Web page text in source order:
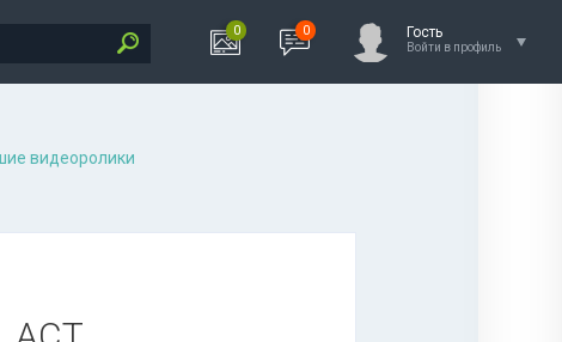
0 0 Гость
Войти в профиль
видеоролики